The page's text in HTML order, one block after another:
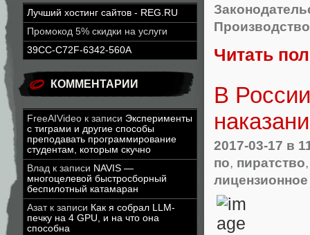
Лучший хостинг сайтов - REG.RU
Промокод 5% скидки на услуги
39CC-C72F-6342-560A
КОММЕНТАРИИ
FreeAIVideo к записи Эксперименты
с тиграми и другие способы
преподавать программирование
студентам, которым скучно
Влад к записи NAVIS —
многоцелевой быстросборный
беспилотный катамаран
Азатк записи Как я собрал LLM-
печку на 4 GPU, и на что она
способна
Читать
В
2017-03-17 в
по, пиратство